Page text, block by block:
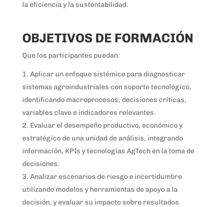
la eficiencia y la sustentabilidad.
OBJETIVOS DE FORMACIÓN
Que los participantes puedan:
Aplicar un enfoque sistémico para diagnosticar
sistemas agroindustriales con soporte tecnológico,
identificando macroprocesos, decisiones críticas,
variables clave e indicadores relevantes.
Evaluar el desempeño productivo, económico y
estratégico de una unidad de análisis, integrando
información, KPIs y tecnologías AgTech en la toma de
decisiones.
Analizar escenarios de riesgo e incertidumbre
utilizando modelos y herramientas de apoyo a la
decisión, y evaluar su impacto sobre resultados